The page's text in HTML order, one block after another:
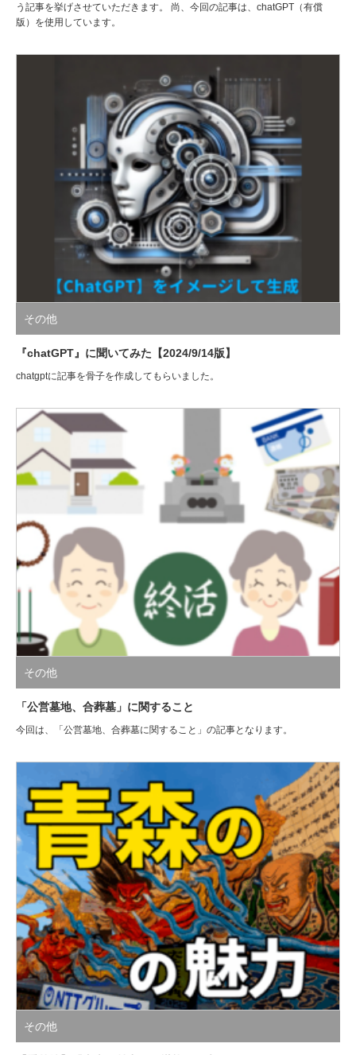
う記事を挙げさせていただきます。 尚、今回の記事は、chatGPT（有償
版）を使用しています。
その他
『chatGPT』に聞いてみた【2024/9/14版】
chatgptに記事を骨子を作成してもらいました。
その他
「公営墓地、合葬墓」に関すること
今回は、「公営墓地、合葬墓に関すること」の記事となります。
その他